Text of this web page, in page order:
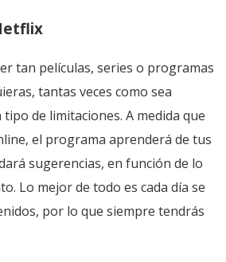
tan películas, series o programas
tantas veces como sea
de limitaciones. A medida que
el programa aprenderá de tus
sugerencias, en función de lo
Lo mejor de todo es cada día se
por lo que siempre tendrás